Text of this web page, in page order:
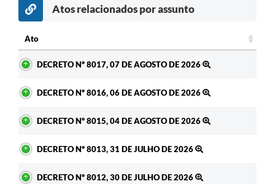
Atos relacionados por assunto
Ato
DECRETO Nº 8017, 07 DE AGOSTO DE 2026
DECRETO Nº 8016, 06 DE AGOSTO DE 2026
DECRETO Nº 8015, 04 DE AGOSTO DE 2026
DECRETO Nº 8013, 31 DE JULHO DE 2026
DECRETO Nº 8012, 30 DE JULHO DE 2026